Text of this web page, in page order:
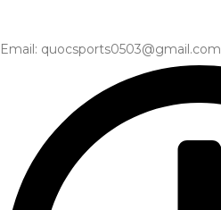
Email: quocsports0503@gmail.com